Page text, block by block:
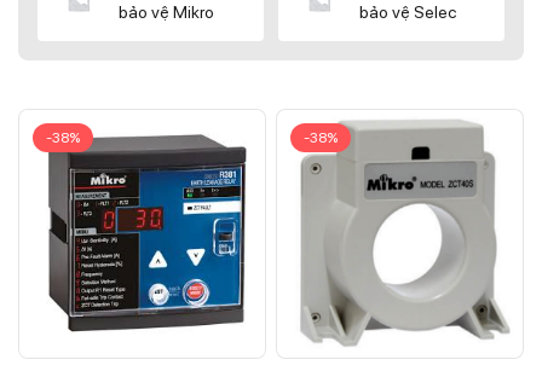
bảo vệ Mikro
bảo vệ Selec
-38% -38%